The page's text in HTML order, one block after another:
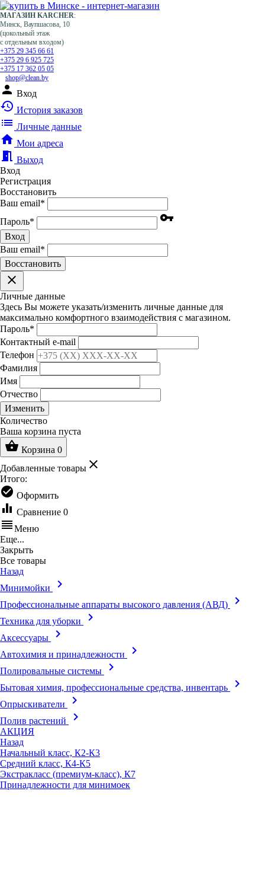
МАГАЗИН KARCHER:
Минск, Ваупшасова, 10
(цокольный этаж
с отдельным входом)
+375 29 345 66 61
+375 29 6 925 725
+375 17 362 05 05
shop@clean.by
person Вход
history История заказов
list Личные данные
home Мои адреса
meeting_room Выход
Вход
Регистрация
Восстановить
Ваш email*
Пароль* vpn_key
Вход
Ваш email*
Воcстановить
clear
Личные данные
Здесь Вы можете указать/изменить личные данные для
максимально комфортного взаимодействия с магазином.
Пароль*
Контактный e-mail
Телефон
Фамилия
Имя
Отчество
Изменить
Количество
Ваша корзина пуста
shopping_basket Корзина 0
Добавленные товары clear
Итого:
check_circle Оформить
equalizer Сравнение 0
reorderМеню
Еще...
Закрыть
Все товары
Назад
Минимойки
keyboard_arrow_right
Профессиональные аппараты высокого давления (АВД) keyboard_arrow_right
Техника для уборки keyboard_arrow_right
Аксессуары keyboard_arrow_right
Автохимия и принадлежности keyboard_arrow_right
Полировальные системы keyboard_arrow_right
Бытовая химия, профессиональные средства, инвентарь keyboard_arrow_right
Опрыскиватели keyboard_arrow_right
Полив растений keyboard_arrow_right
АКЦИЯ
Назад
Начальный класс, К2-К3
Средний класс, К4-К5
Экстракласс (премиум-класс), К7
Принадлежности для минимоек